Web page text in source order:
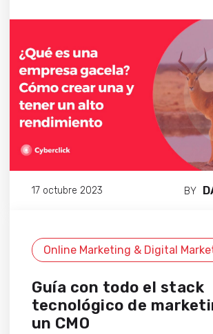
17 octubre 2023 BY
Online Marketing & Digital
Guía con todo el stack
tecnológico de
un CMO